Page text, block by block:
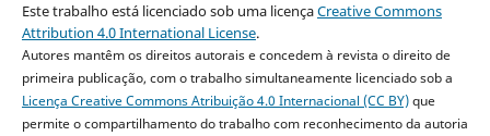
Este trabalho está licenciado sob uma licençaCreative Commons
Attribution 4.0 International License.
Autores mantêm os direitos autorais e concedem à revista o direito de
primeira publicação, com o trabalho simultaneamente licenciado sob a
Licença Creative Commons Atribuição 4.0 Internacional (CC BY)que
permite o compartilhamento do trabalho com reconhecimento da autoria